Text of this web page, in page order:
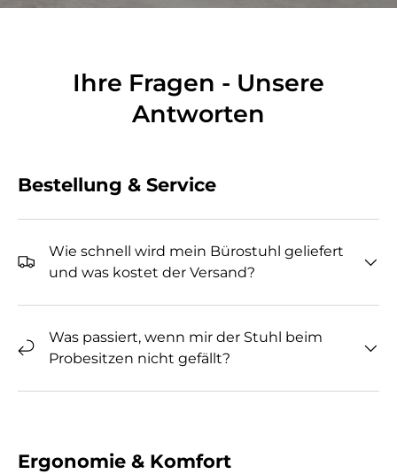
Ihre Fragen - Unsere
Antworten
Bestellung & Service
Wie schnell wird mein Bürostuhl geliefert
und was kostet der Versand?
Was passiert, wenn mir der Stuhl beim
Probesitzen nicht gefällt?
Ergonomie & Komfort